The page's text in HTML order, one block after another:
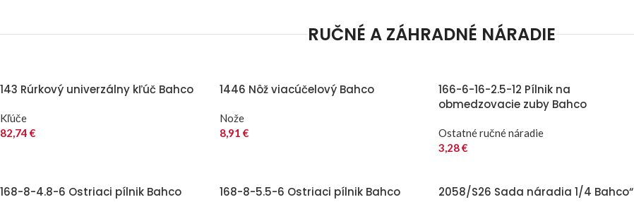
RUČNÉ A ZÁHRADNÉ NÁRADIE
143 Rúrkový univerzálny kľúč Bahco
Kľúče
82,74 €
1446 Nôž viacúčelový Bahco
Nože
8,91 €
166-6-16-2.5-12 Pílnik na
obmedzovacie zuby Bahco
Ostatné ručné náradie
3,28€
168-8-4.8-6 Ostriaci pílnik Bahco 168-8-5.5-6 Ostriaci pílnik Bahco 2058/S26 Sada náradia 1/4 Bahco“